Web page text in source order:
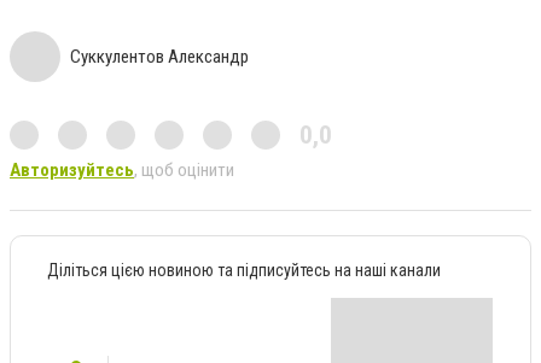
Суккулентов Александр
0,0
Авторизуйтесь, щоб оцінити
Діліться цією новиною та підписуйтесь на наші канали